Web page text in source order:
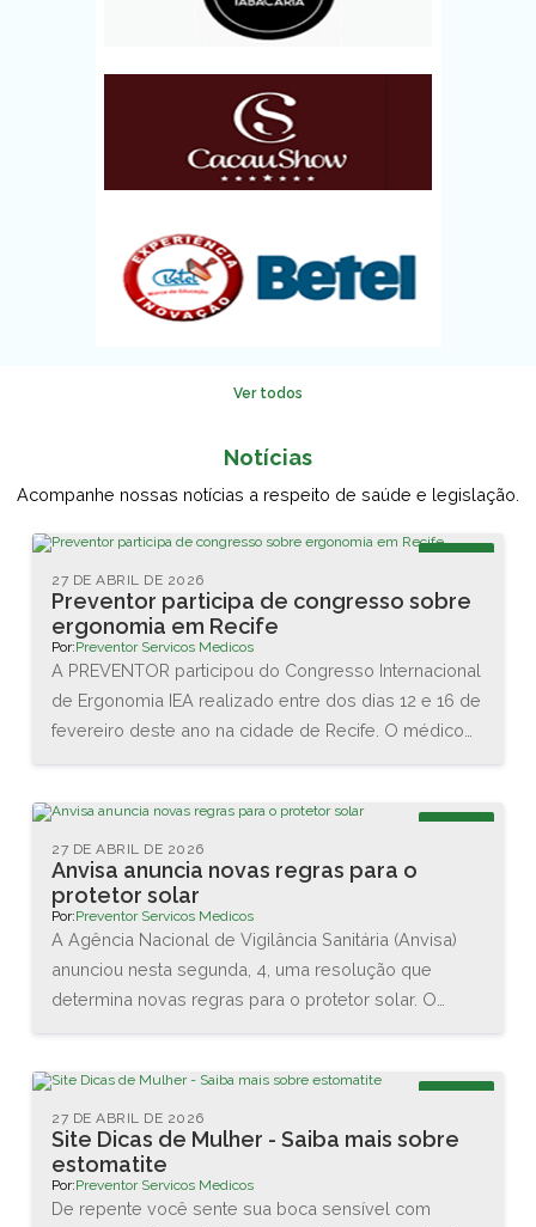
Ver todos
Notícias
Acompanhe nossas notícias a respeito de saúde e legislação.
Preventor participa de congresso sobre
ergonomia em Recife
27 DE ABRIL DE 2026
Por:Preventor Servicos Medicos
A PREVENTOR participou do Congresso Internacional
de Ergonomia IEA realizado entre dos dias 12 e 16 de
fevereiro deste ano na cidade de Recife. O médico
Maurício, da DCA Ergonomia, e juntos conheceram as
novas tecnologias disponíveis na área. Também
assistiram diversas palestras sobre as interações
entre o homem e o trabalho.
Anvisa anuncia novas regras para o
protetor solar
27 DE ABRIL DE 2026
Por:Preventor Servicos Medicos
A Agência Nacional de Vigilância Sanitária (Anvisa)
anunciou nesta segunda, 4, uma resolução que
determina novas regras para o protetor solar. O
mínimo do Fator de Proteção Solar (FPS), que vai
aumentar de 2 para 6, e na proteção contra os raios
UVA, que agora terá que ser de no mínimo 1/3 do
valor do FPS declarado.
Site Dicas de Mulher - Saiba mais sobre
estomatite
27 DE ABRIL DE 2026
Por:Preventor Servicos Medicos
De repente você sente sua boca sensível com